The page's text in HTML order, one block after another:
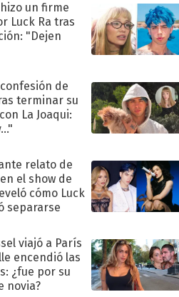
hizo un firme
Luck Ra tras
"Dejen
de
terminar su
La Joaqui:
relato de
el show de
cómo Luck
separarse
viajó a París
encendió las
¿fue por su
novia?